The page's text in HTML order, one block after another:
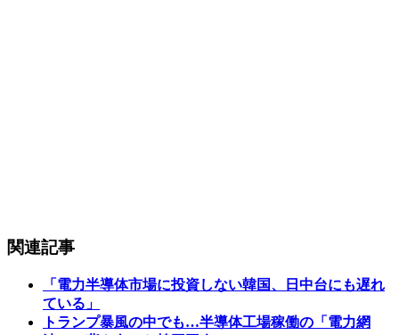
関連記事
「電力半導体市場に投資しない韓国、日中台にも遅れ
ている」
トランプ暴風の中でも…半導体工場稼働の「電力網